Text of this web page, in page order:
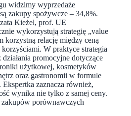
widzimy wyprzedaże
zakupy spożywcze – 34,8%.
Kieżel, prof. UE
wykorzystują strategię „value
korzystną relację między ceną
W praktyce strategia
promocyjne dotyczące
użytkowej, kosmetyków
oraz gastronomii w formule
zaznacza również,
wynika nie tylko z samej ceny.
porównawczych